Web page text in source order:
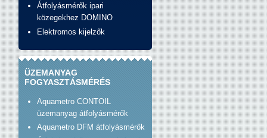
Átfolyásmérők ipari
közegekhez DOMINO
Elektromos kijelzők
ÜZEMANYAG
FOGYASZTÁSMÉRÉS
Aquametro CONTOIL
üzemanyag átfolyásmérők
Aquametro DFM átfolyásmérők